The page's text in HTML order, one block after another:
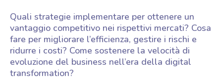
Quali strategie implementare per ottenere un
vantaggio competitivo nei rispettivi mercati? Cosa
fare per migliorare l’efficienza, gestire i rischi e
ridurre i costi? Come sostenere la velocità di
evoluzione del business nell’era della digital
transformation?